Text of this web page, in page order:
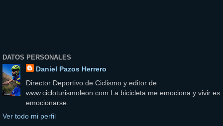
DATOS PERSONALES
Daniel Pazos Herrero
Director Deportivo de Ciclismo y editor de
www.cicloturismoleon.com La bicicleta me emociona y vivir es
emocionarse.
Ver todo mi perfil